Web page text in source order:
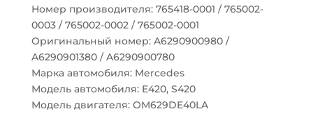
Номер производителя: 765418-0001 / 765002-
0003 / 765002-0002 / 765002-0001
Оригинальный номер: A6290900980 /
A6290901380 / A6290900780
Марка автомобиля: Mercedes
Модель автомобиля: E420, S420
Модель двигателя: OM629DE40LA